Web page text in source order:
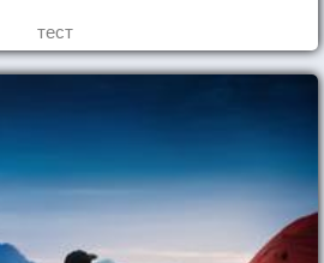
тест